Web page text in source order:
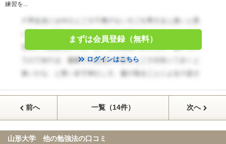
練習を...
まずは会員登録（無料）
ログインはこちら
前へ 一覧（14件） 次へ
山形大学 他の勉強法の口コミ